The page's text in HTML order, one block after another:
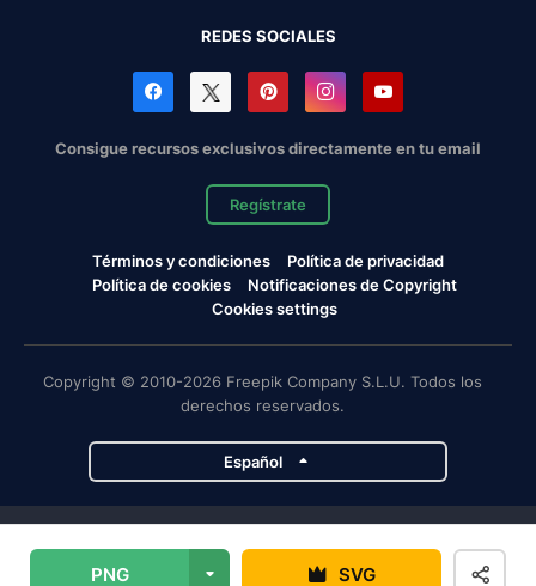
PNG SVG
REDES SOCIALES
Consigue recursos exclusivos directamente en tu email
Regístrate
Términos y condiciones
Política de privacidad
Política de cookies
Notificaciones de Copyright
Cookies settings
Copyright © 2010-2026 Freepik Company S.L.U. Todos los
derechos reservados.
Español